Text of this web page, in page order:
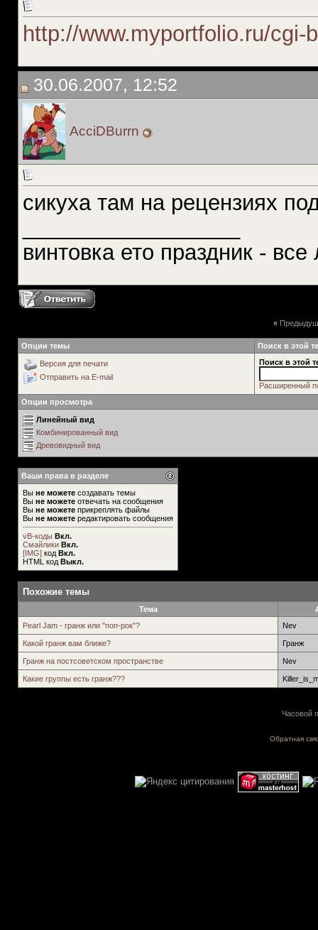
http://www.myportfolio.ru/cgi-
30.06.2007, 12:52
AcciDBurrn
сикуха там на рецензиях
винтовка ето праздник - все
«
Опции темы Поиск в этой
Версия для печати
Отправить на E-mail
Поиск в этой
Расширенный
Опции просмотра
Линейный вид
Комбинированный вид
Древовидный вид
Ваши права в разделе
Вы не можете создавать темы
Вы не можете отвечать на сообщения
Вы не можете прикреплять файлы
Вы не можете редактировать сообщения
vB-коды Вкл.
Смайлики Вкл.
[IMG] код Вкл.
HTML код Выкл.
Похожие темы
Тема
Pearl Jam - гранж или "поп-рок"?
Nev
Какой гранж вам ближе? Гранж
Гранж на постсоветском пространстве Nev
Какие группы есть гранж???
Часовой
Обратная